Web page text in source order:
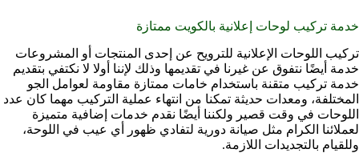
خدمة تركيب لوحات إعلانية بالكويت ممتازة
تركيب اللوحات الإعلانية للترويح عن إحدى المنتجات أو المشروعات
خدمة أيضًا نتفوق عن غيرنا في تقديمها وذلك لإننا أولا لا نكتفي بتقديم
خدمة تركيب متقنة باستخدام خامات ممتازة مقاومة لعوامل الجو
المختلفة، ومعدات حديثة تمكنا من انتهاء عملية التركيب مهما كان عدد
اللوحات في وقت قصير ولكننا أيضًا نقدم خدمات إضافية متميزة
لعملائنا الكرام مثل صيانة دورية لتفادي ظهور أي عيب في اللوحة،
وللقيام بالتجديدات اللازمة.